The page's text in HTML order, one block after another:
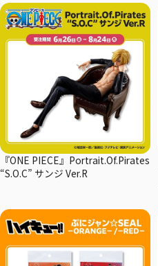
『ONE PIECE』Portrait.Of.Pirates
“S.O.C” サンジ Ver.R